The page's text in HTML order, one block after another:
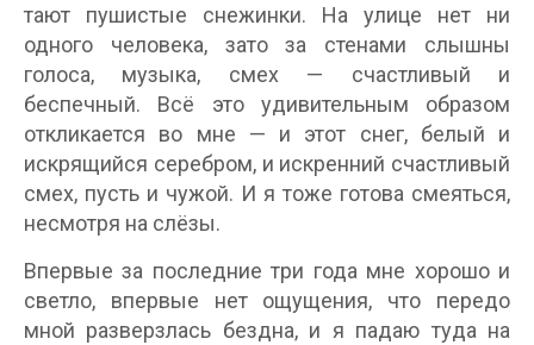
тают пушистые снежинки. На улице нет ни
одного человека, зато за стенами слышны
голоса, музыка, смех — счастливый и
беспечный. Всё это удивительным образом
откликается во мне — и этот снег, белый и
искрящийся серебром, и искренний счастливый
смех, пусть и чужой. И я тоже готова смеяться,
несмотря на слёзы.
Впервые за последние три года мне хорошо и
светло, впервые нет ощущения, что передо
мной разверзлась бездна, и я падаю туда на